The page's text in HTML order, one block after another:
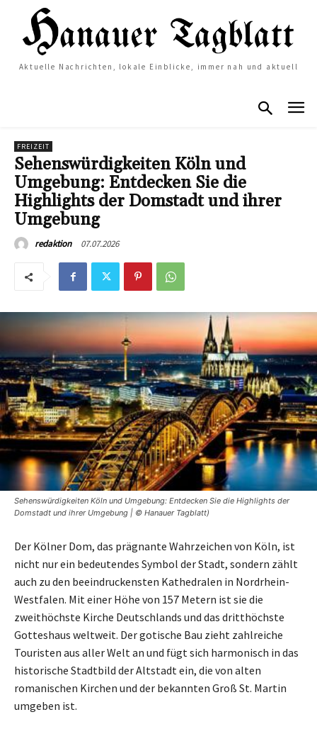
Aktuelle Nachrichten, lokale Einblicke, immer nah und aktuell
FREIZEIT
Sehenswürdigkeiten Köln und
Umgebung: Entdecken Sie die
Highlights der Domstadt und ihrer
Umgebung
redaktion 07.07.2026
Sehenswürdigkeiten Köln und Umgebung: Entdecken Sie die Highlights der
Domstadt und ihrer Umgebung | © Hanauer Tagblatt)
Der Kölner Dom, das prägnante Wahrzeichen von Köln, ist
nicht nur ein bedeutendes Symbol der Stadt, sondern zählt
auch zu den beeindruckensten Kathedralen in Nordrhein-
Westfalen. Mit einer Höhe von 157 Metern ist sie die
zweithöchste Kirche Deutschlands und das dritthöchste
Gotteshaus weltweit. Der gotische Bau zieht zahlreiche
Touristen aus aller Welt an und fügt sich harmonisch in das
historische Stadtbild der Altstadt ein, die von alten
romanischen Kirchen und der bekannten Groß St. Martin
umgeben ist.